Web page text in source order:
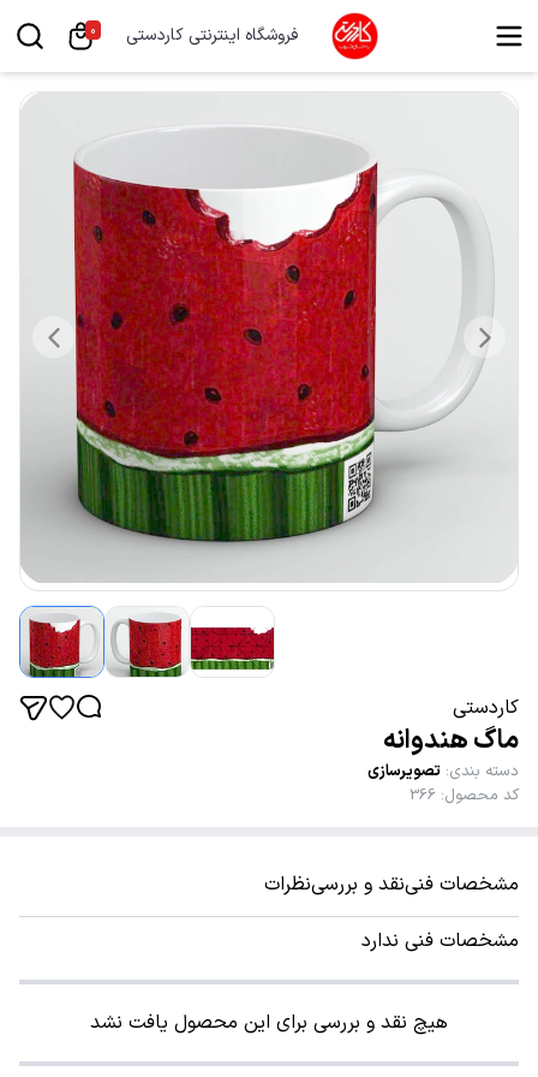
فروشگاه اینترنتی کاردستی 0
کاردستی
ماگ هندوانه
دسته بندی: تصویرسازی
کد محصول:
366
مشخصات فنینقد و بررسینظرات
مشخصات فنی ندارد
هیچ نقد و بررسی برای این محصول یافت نشد